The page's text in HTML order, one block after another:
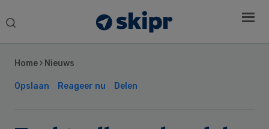
Search
Home › Nieuws
Opslaan Reageer nu Delen
Sidebar